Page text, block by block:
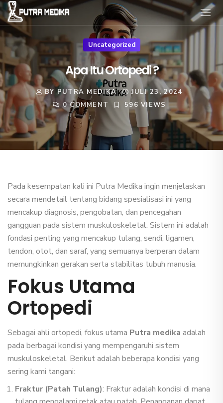
Uncategorized
Apa Itu Ortopedi ?
BY PUTRA MEDIKA
JULI 23, 2024
0 COMMENT
596 VIEWS
Pada kesempatan kali ini Putra Medika ingin menjelaskan
secara mendetail tentang bidang spesialisasi ini yang
mencakup diagnosis, pengobatan, dan pencegahan
gangguan pada sistem muskuloskeletal. Sistem ini adalah
fondasi penting yang mencakup tulang, sendi, ligamen,
tendon, otot, dan saraf, yang semuanya berperan dalam
memungkinkan gerakan serta stabilitas tubuh manusia.
Fokus Utama
Ortopedi
Sebagai ahli ortopedi, fokus utama Putra medika adalah
pada berbagai kondisi yang mempengaruhi sistem
muskuloskeletal. Berikut adalah beberapa kondisi yang
sering kami tangani:
Fraktur (Patah Tulang): Fraktur adalah kondisi di mana